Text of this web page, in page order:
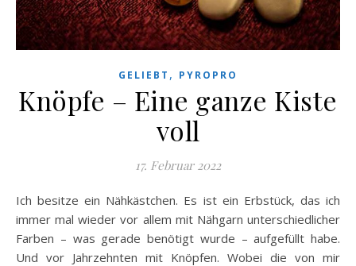
GELIEBT , PYROPRO
Knöpfe – Eine ganze Kiste
voll
17. Februar 2022
Ich besitze ein Nähkästchen. Es ist ein Erbstück, das ich
immer mal wieder vor allem mit Nähgarn unterschiedlicher
Farben – was gerade benötigt wurde – aufgefüllt habe.
Und vor Jahrzehnten mit Knöpfen. Wobei die von mir